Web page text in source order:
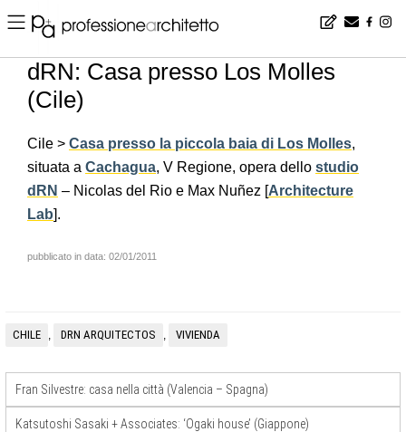
Home ▪ news ▪ it ▪ dRN: Casa presso Los Molles (Cile)
dRN: Casa presso Los Molles
(Cile)
Cile > Casa presso la piccola baia di Los Molles,
situata a Cachagua, V Regione, opera dello studio
dRN – Nicolas del Rio e Max Nuñez [Architecture
Lab].
pubblicato in data: 02/01/2011
CHILE , DRN ARQUITECTOS , VIVIENDA
Fran Silvestre: casa nella città (Valencia – Spagna)
Katsutoshi Sasaki + Associates: ‘Ogaki house’ (Giappone)